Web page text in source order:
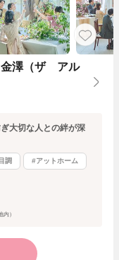
澤（ザ アル
大切な人との絆が深
調 #アットホーム
）